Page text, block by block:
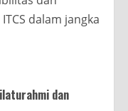
dalam jangka
dan